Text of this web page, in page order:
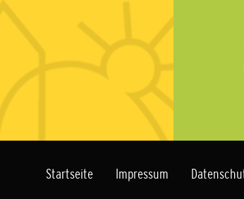
Startseite Impressum